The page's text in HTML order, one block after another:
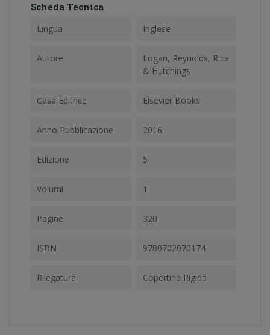
Scheda Tecnica
Lingua Inglese
Autore
Logan, Reynolds, Rice
& Hutchings
Casa Editrice Elsevier Books
Anno Pubblicazione 2016
Edizione 5
Volumi 1
Pagine 320
ISBN 9780702070174
Rilegatura Copertina Rigida